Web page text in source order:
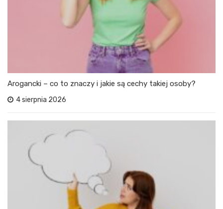
Arogancki – co to znaczy i jakie są cechy takiej osoby?
4 sierpnia 2026